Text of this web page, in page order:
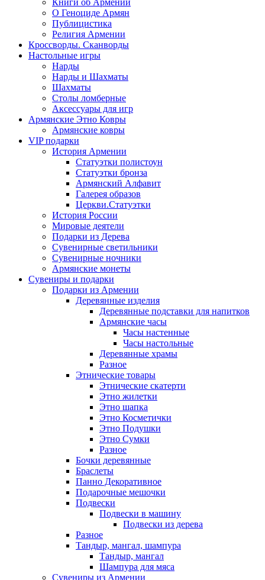
Книги об Армении
О Геноциде Армян
Публицистика
Религия Армении
Кроссворды. Сканворды
Настольные игры
Нарды
Нарды и Шахматы
Шахматы
Столы ломберные
Аксессуары для игр
Армянские Этно Ковры
Армянские ковры
VIP подарки
История Армении
Статуэтки полистоун
Статуэтки бронза
Армянский Алфавит
Галерея образов
Церкви.Статуэтки
История России
Мировые деятели
Подарки из Дерева
Сувенирные светильники
Сувенирные ночники
Армянские монеты
Сувениры и подарки
Подарки из Армении
Деревянные изделия
Деревянные подставки для напитков
Армянские часы
Часы настенные
Часы настольные
Деревянные храмы
Разное
Этнические товары
Этнические скатерти
Этно жилетки
Этно шапка
Этно Косметички
Этно Подушки
Этно Сумки
Разное
Бочки деревянные
Браслеты
Панно Декоративное
Подарочные мешочки
Подвески
Подвески в машину
Подвески из дерева
Разное
Тандыр, мангал, шампура
Тандыр, мангал
Шампура для мяса
Сувениры из Армении